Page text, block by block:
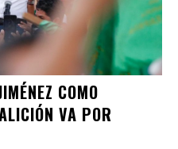
COMO
VA POR